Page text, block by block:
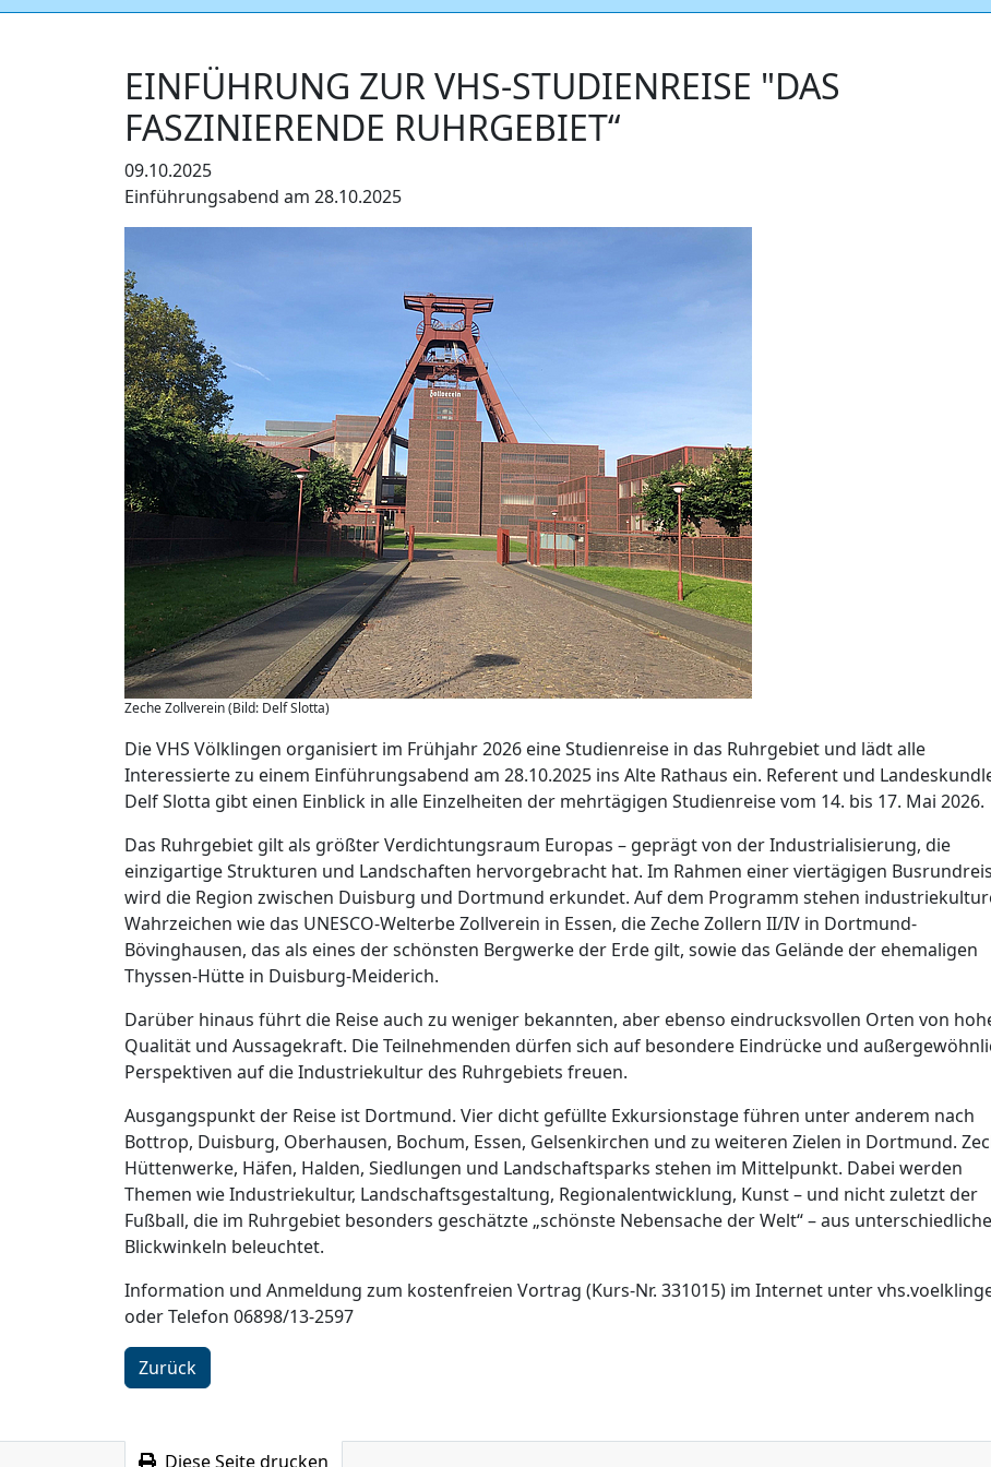
EINFÜHRUNG ZUR VHS-STUDIENREISE "DAS
FASZINIERENDE RUHRGEBIET“
09.10.2025
Einführungsabend am 28.10.2025
Zeche Zollverein (Bild: Delf Slotta)
Die VHS Völklingen organisiert im Frühjahr 2026 eine Studienreise in das Ruhrgebiet und lädt alle
Interessierte zu einem Einführungsabend am 28.10.2025 ins Alte Rathaus ein. Referent und
Delf Slotta gibt einen Einblick in alle Einzelheiten der mehrtägigen Studienreise vom 14. bis 17. Mai 2026.
Das Ruhrgebiet gilt als größter Verdichtungsraum Europas – geprägt von der Industrialisierung, die
einzigartige Strukturen und Landschaften hervorgebracht hat. Im Rahmen einer viertägigen
wird die Region zwischen Duisburg und Dortmund erkundet. Auf dem Programm stehen
Wahrzeichen wie das UNESCO-Welterbe Zollverein in Essen, die Zeche Zollern II/IV in Dortmund-
Bövinghausen, das als eines der schönsten Bergwerke der Erde gilt, sowie das Gelände der ehemaligen
Thyssen-Hütte in Duisburg-Meiderich.
Darüber hinaus führt die Reise auch zu weniger bekannten, aber ebenso eindrucksvollen Orten von
Qualität und Aussagekraft. Die Teilnehmenden dürfen sich auf besondere Eindrücke und
Perspektiven auf die Industriekultur des Ruhrgebiets freuen.
Ausgangspunkt der Reise ist Dortmund. Vier dicht gefüllte Exkursionstage führen unter anderem nach
Bottrop, Duisburg, Oberhausen, Bochum, Essen, Gelsenkirchen und zu weiteren Zielen in Dortmund.
Hüttenwerke, Häfen, Halden, Siedlungen und Landschaftsparks stehen im Mittelpunkt. Dabei werden
Themen wie Industriekultur, Landschaftsgestaltung, Regionalentwicklung, Kunst – und nicht zuletzt der
Fußball, die im Ruhrgebiet besonders geschätzte „schönste Nebensache der Welt“ – aus
Blickwinkeln beleuchtet.
Information und Anmeldung zum kostenfreien Vortrag (Kurs-Nr. 331015) im Internet unter
oder Telefon 06898/13-2597
Zurück
Diese Seite drucken